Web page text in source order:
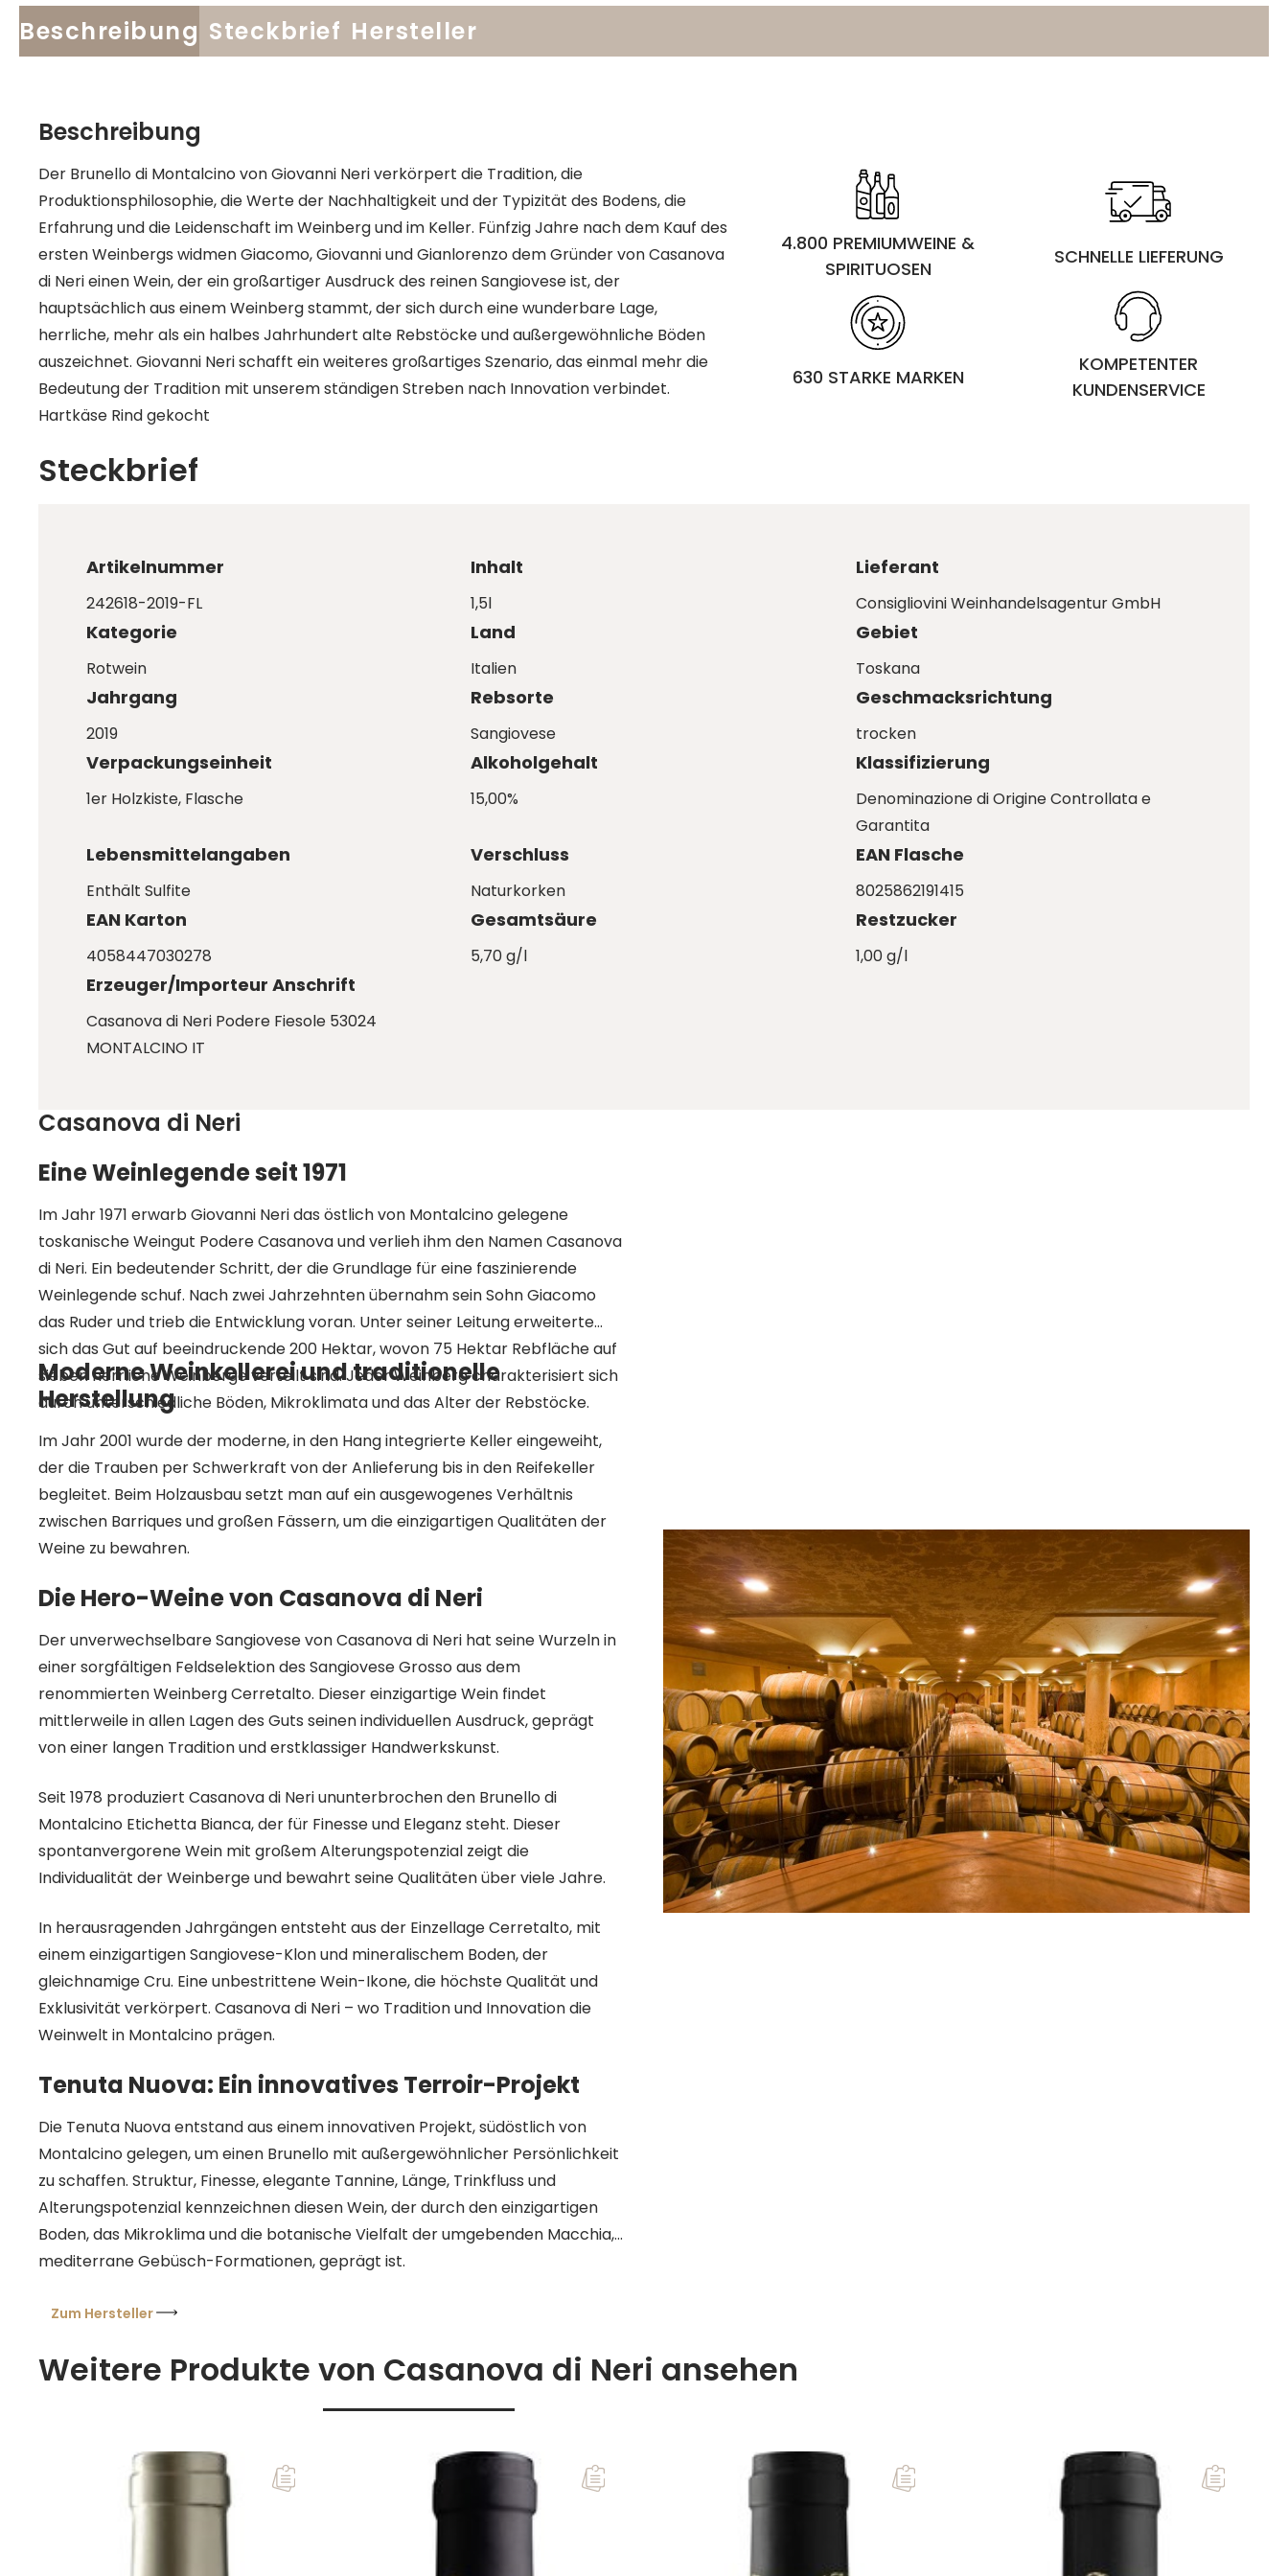
Beschreibung Steckbrief Hersteller
Beschreibung
Der Brunello di Montalcino von Giovanni Neri verkörpert die Tradition, die
Produktionsphilosophie, die Werte der Nachhaltigkeit und der Typizität des Bodens, die
Erfahrung und die Leidenschaft im Weinberg und im Keller. Fünfzig Jahre nach dem Kauf des
ersten Weinbergs widmen Giacomo, Giovanni und Gianlorenzo dem Gründer von Casanova
di Neri einen Wein, der ein großartiger Ausdruck des reinen Sangiovese ist, der
hauptsächlich aus einem Weinberg stammt, der sich durch eine wunderbare Lage,
herrliche, mehr als ein halbes Jahrhundert alte Rebstöcke und außergewöhnliche Böden
auszeichnet. Giovanni Neri schafft ein weiteres großartiges Szenario, das einmal mehr die
Bedeutung der Tradition mit unserem ständigen Streben nach Innovation verbindet.
Hartkäse Rind gekocht
4.800 PREMIUMWEINE &
SPIRITUOSEN
SCHNELLE LIEFERUNG
630 STARKE MARKEN
KOMPETENTER
KUNDENSERVICE
Steckbrief
Artikelnummer
242618-2019-FL
Inhalt
1,5l
Lieferant
Consigliovini Weinhandelsagentur GmbH
Kategorie
Rotwein
Land
Italien
Gebiet
Toskana
Jahrgang
2019
Rebsorte
Sangiovese
Geschmacksrichtung
trocken
Verpackungseinheit
1er Holzkiste, Flasche
Alkoholgehalt
15,00%
Klassifizierung
Denominazione di Origine Controllata e
Garantita
Lebensmittelangaben
Enthält Sulfite
Verschluss
Naturkorken
EAN Flasche
8025862191415
EAN Karton
4058447030278
Gesamtsäure
5,70 g/l
Restzucker
1,00 g/l
Erzeuger/Importeur Anschrift
Casanova di Neri Podere Fiesole 53024
MONTALCINO IT
Casanova di Neri
Eine Weinlegende seit 1971
Im Jahr 1971 erwarb Giovanni Neri das östlich von Montalcino gelegene
toskanische Weingut Podere Casanova und verlieh ihm den Namen Casanova
di Neri. Ein bedeutender Schritt, der die Grundlage für eine faszinierende
Weinlegende schuf. Nach zwei Jahrzehnten übernahm sein Sohn Giacomo
das Ruder und trieb die Entwicklung voran. Unter seiner Leitung erweiterte
sich das Gut auf beeindruckende 200 Hektar, wovon 75 Hektar Rebfläche auf
sieben herrliche Weinberge verteilt sind. Jeder Weinberg charakterisiert sich
durch unterschiedliche Böden, Mikroklimata und das Alter der Rebstöcke.
Moderne Weinkellerei und traditionelle
Herstellung
Im Jahr 2001 wurde der moderne, in den Hang integrierte Keller eingeweiht,
der die Trauben per Schwerkraft von der Anlieferung bis in den Reifekeller
begleitet. Beim Holzausbau setzt man auf ein ausgewogenes Verhältnis
zwischen Barriques und großen Fässern, um die einzigartigen Qualitäten der
Weine zu bewahren.
Die Hero-Weine von Casanova di Neri
Der unverwechselbare Sangiovese von Casanova di Neri hat seine Wurzeln in
einer sorgfältigen Feldselektion des Sangiovese Grosso aus dem
renommierten Weinberg Cerretalto. Dieser einzigartige Wein findet
mittlerweile in allen Lagen des Guts seinen individuellen Ausdruck, geprägt
von einer langen Tradition und erstklassiger Handwerkskunst.
Seit 1978 produziert Casanova di Neri ununterbrochen den Brunello di
Montalcino Etichetta Bianca, der für Finesse und Eleganz steht. Dieser
spontanvergorene Wein mit großem Alterungspotenzial zeigt die
Individualität der Weinberge und bewahrt seine Qualitäten über viele Jahre.
In herausragenden Jahrgängen entsteht aus der Einzellage Cerretalto, mit
einem einzigartigen Sangiovese-Klon und mineralischem Boden, der
gleichnamige Cru. Eine unbestrittene Wein-Ikone, die höchste Qualität und
Exklusivität verkörpert. Casanova di Neri – wo Tradition und Innovation die
Weinwelt in Montalcino prägen.
Tenuta Nuova: Ein innovatives Terroir-Projekt
Die Tenuta Nuova entstand aus einem innovativen Projekt, südöstlich von
Montalcino gelegen, um einen Brunello mit außergewöhnlicher Persönlichkeit
zu schaffen. Struktur, Finesse, elegante Tannine, Länge, Trinkfluss und
Alterungspotenzial kennzeichnen diesen Wein, der durch den einzigartigen
Boden, das Mikroklima und die botanische Vielfalt der umgebenden Macchia,
mediterrane Gebüsch-Formationen, geprägt ist.
Zum Hersteller
Weitere Produkte von Casanova di Neri ansehen